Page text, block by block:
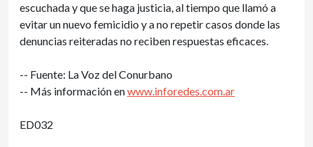
escuchada y que se haga justicia, al tiempo que llamó a
evitar un nuevo femicidio y a no repetir casos donde las
denuncias reiteradas no reciben respuestas eficaces.
-- Fuente: La Voz del Conurbano
-- Más información enwww.inforedes.com.ar
ED032